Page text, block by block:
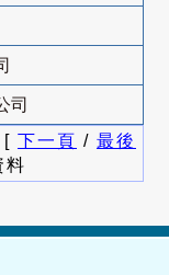
司
[ 下一頁 / 最後
料